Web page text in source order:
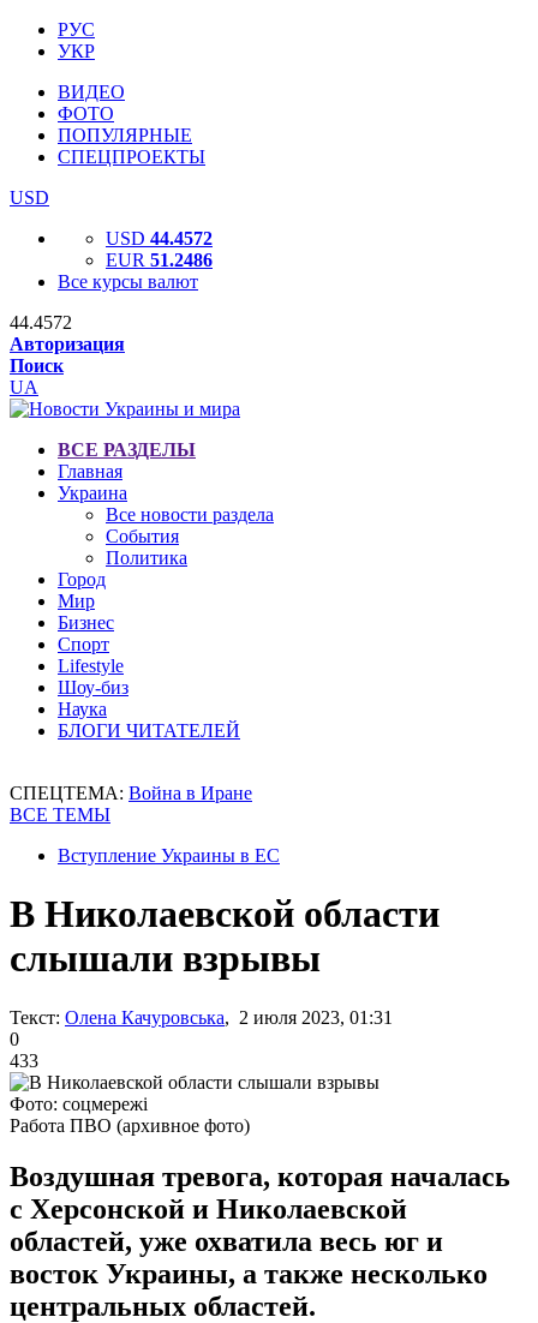
РУС
УКР
ВИДЕО
ФОТО
ПОПУЛЯРНЫЕ
СПЕЦПРОЕКТЫ
USD
USD 44.4572
EUR 51.2486
Все курсы валют
44.4572
Авторизация
Поиск
UA
ВСЕ РАЗДЕЛЫ
Главная
Украина
Все новости раздела
События
Политика
Город
Мир
Бизнес
Спорт
Lifestyle
Шоу-биз
Наука
БЛОГИ ЧИТАТЕЛЕЙ
СПЕЦТЕМА: Война в Иране
ВСЕ ТЕМЫ
Вступление Украины в ЕС
В Николаевской области
слышали взрывы
Текст: Олена Качуровська, 2 июля 2023, 01:31
0
433
Фото: соцмережі
Работа ПВО (архивное фото)
Воздушная тревога, которая началась
с Херсонской и Николаевской
областей, уже охватила весь юг и
восток Украины, а также несколько
центральных областей.